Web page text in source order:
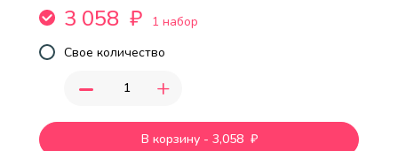
3 058 ₽
1 набор
Свое количество
- +
В корзину - 3,058 ₽